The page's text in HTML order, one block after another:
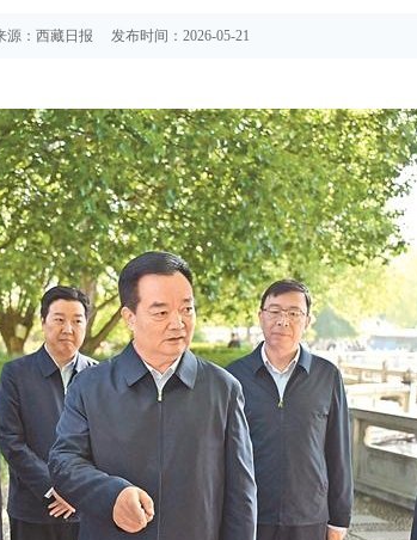
源：西藏日报 发布时间：2026-05-21